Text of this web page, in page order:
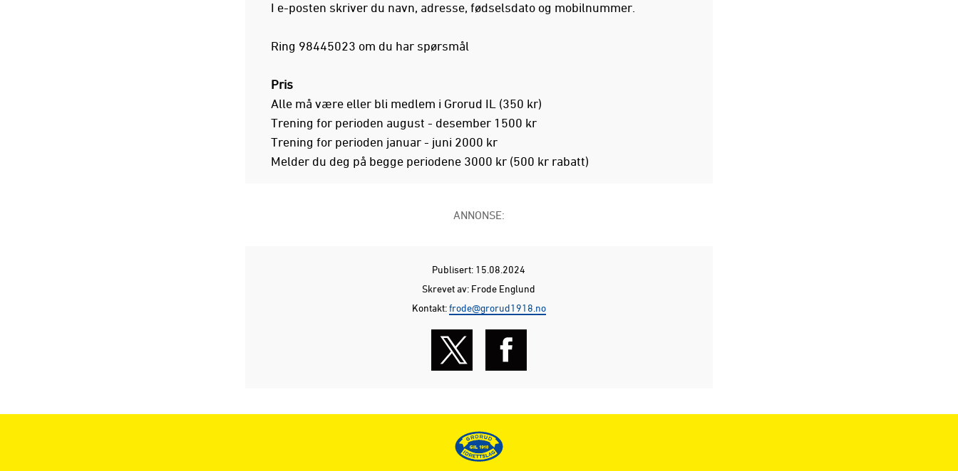
I e-posten skriver du navn, adresse, fødselsdato og mobilnummer.
Ring 98445023 om du har spørsmål
Pris
Alle må være eller bli medlem i Grorud IL (350 kr)
Trening for perioden august - desember 1500 kr
Trening for perioden januar - juni 2000 kr
Melder du deg på begge periodene 3000 kr (500 kr rabatt)
ANNONSE:
Publisert: 15.08.2024
Skrevet av: Frode Englund
Kontakt:frode@grorud1918.no